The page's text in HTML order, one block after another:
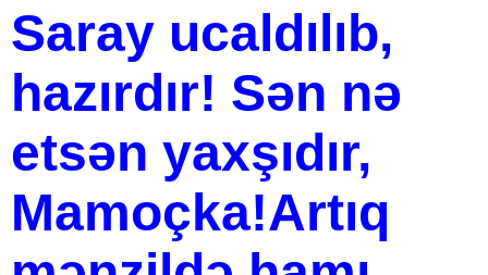
Saray ucaldılıb,
hazırdır! Sən nə
etsən yaxşıdır,
Mamoçka!Artıq